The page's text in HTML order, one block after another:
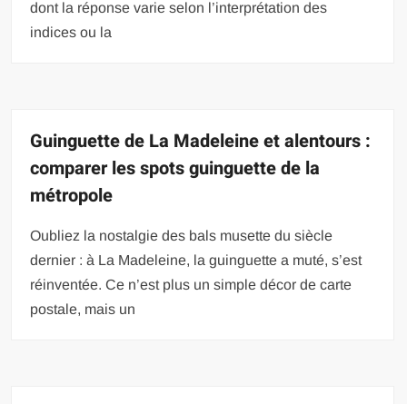
dont la réponse varie selon l’interprétation des
indices ou la
Guinguette de La Madeleine et alentours :
comparer les spots guinguette de la
métropole
Oubliez la nostalgie des bals musette du siècle
dernier : à La Madeleine, la guinguette a muté, s’est
réinventée. Ce n’est plus un simple décor de carte
postale, mais un